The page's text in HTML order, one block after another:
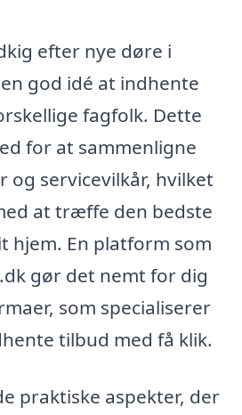
efter nye døre i
god idé at indhente
fagfolk. Dette
for at sammenligne
og servicevilkår, hvilket
at træffe den bedste
hjem. En platform som
gør det nemt for dig
som specialiserer
tilbud med få klik.
praktiske aspekter, der